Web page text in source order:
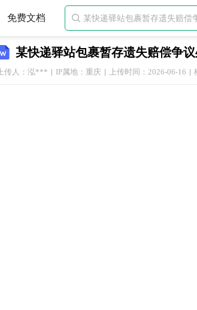
免费文档 
某快递驿站包裹暂存遗失赔偿争
上传人：泓*** IP属地：重庆 上传时间：2026-06-16